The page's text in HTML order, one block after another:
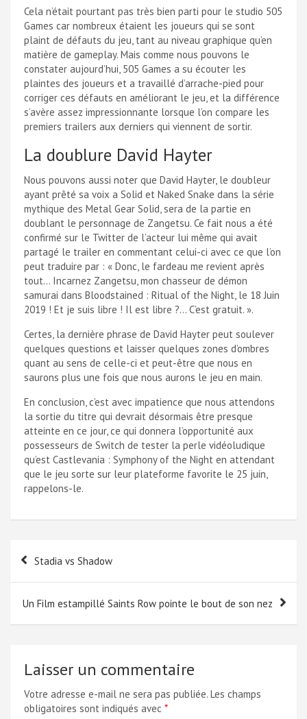
Cela n’était pourtant pas très bien parti pour le studio 505
Games car nombreux étaient les joueurs qui se sont
plaint de défauts du jeu, tant au niveau graphique qu’en
matière de gameplay. Mais comme nous pouvons le
constater aujourd’hui, 505 Games a su écouter les
plaintes des joueurs et a travaillé d’arrache-pied pour
corriger ces défauts en améliorant le jeu, et la différence
s’avère assez impressionnante lorsque l’on compare les
premiers trailers aux derniers qui viennent de sortir.
La doublure David Hayter
Nous pouvons aussi noter que David Hayter, le doubleur
ayant prêté sa voix a Solid et Naked Snake dans la série
mythique des Metal Gear Solid, sera de la partie en
doublant le personnage de Zangetsu. Ce fait nous a été
confirmé sur le Twitter de l’acteur lui même qui avait
partagé le trailer en commentant celui-ci avec ce que l’on
peut traduire par : « Donc, le fardeau me revient après
tout… Incarnez Zangetsu, mon chasseur de démon
samurai dans Bloodstained : Ritual of the Night, le 18 Juin
2019 ! Et je suis libre ! Il est libre ?… C’est gratuit. ».
Certes, la dernière phrase de David Hayter peut soulever
quelques questions et laisser quelques zones d’ombres
quant au sens de celle-ci et peut-être que nous en
saurons plus une fois que nous aurons le jeu en main.
En conclusion, c’est avec impatience que nous attendons
la sortie du titre qui devrait désormais être presque
atteinte en ce jour, ce qui donnera l’opportunité aux
possesseurs de Switch de tester la perle vidéoludique
qu’est Castlevania : Symphony of the Night en attendant
que le jeu sorte sur leur plateforme favorite le 25 juin,
rappelons-le.
Navigation
l’article
Stadia vs Shadow
Un Film estampillé Saints Row pointe le bout de son nez
Laisser un commentaire
Votre adresse e-mail ne sera pas publiée. Les champs
obligatoires sont indiqués avec *